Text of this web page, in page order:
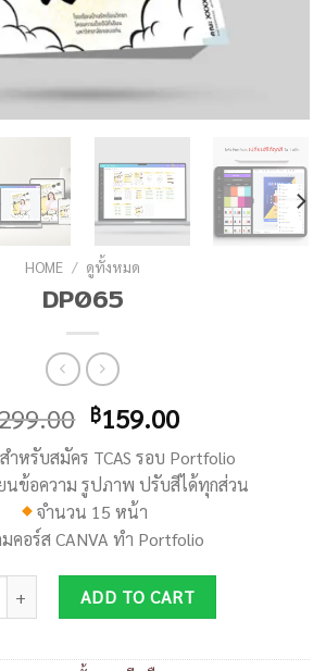
HOME / ดูทั้งหมด
DP065
฿159.00
ำหรับสมัคร TCAS รอบ Portfolio
นข้อความ รูปภาพ ปรับสีได้ทุกส่วน
จำนวน 15 หน้า
คอร์สCANVAทำ Portfolio
ADD TO CART